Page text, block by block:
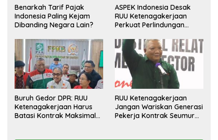
Benarkah Tarif Pajak
Indonesia Paling Kejam
Dibanding Negara Lain?
ASPEK Indonesia Desak
RUU Ketenagakerjaan
Perkuat Perlindungan
Pesangon
Buruh Gedor DPR: RUU
Ketenagakerjaan Harus
Batasi Kontrak Maksimal
RUU Ketenagakerjaan
Jangan Wariskan Generasi
Pekerja Kontrak Seumur